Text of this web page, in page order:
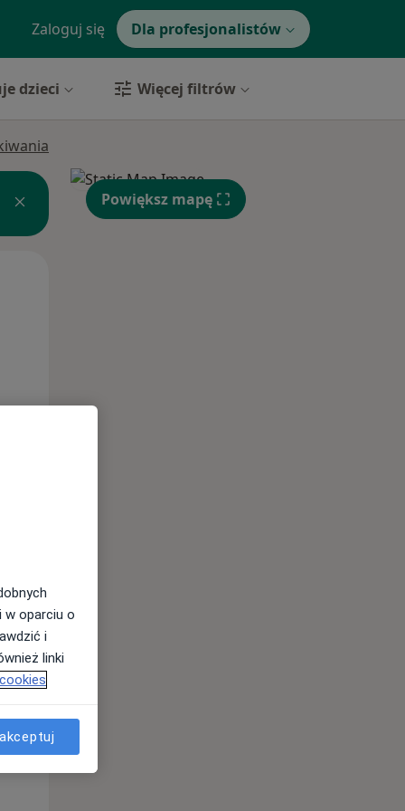
Zaloguj się Dla profesjonalistów
dzieci Więcej filtrów
Śr,
12 Sie
Powiększ mapę
w oparciu o
i
linki